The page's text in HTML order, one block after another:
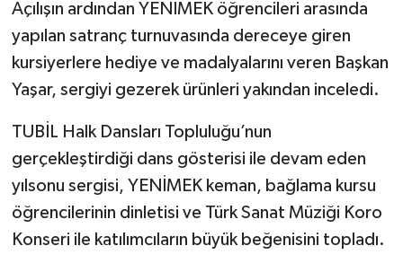
Açılışın ardından YENİMEK öğrencileri arasında
yapılan satranç turnuvasında dereceye giren
kursiyerlere hediye ve madalyalarını veren Başkan
Yaşar, sergiyi gezerek ürünleri yakından inceledi.
TUBİL Halk Dansları Topluluğu’nun
gerçekleştirdiği dans gösterisi ile devam eden
yılsonu sergisi, YENİMEK keman, bağlama kursu
öğrencilerinin dinletisi ve Türk Sanat Müziği Koro
Konseri ile katılımcıların büyük beğenisini topladı.